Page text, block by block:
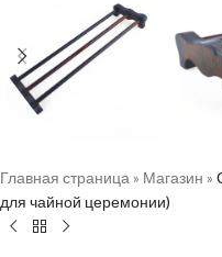
Главная страница » Магазин »
для чайной церемонии)